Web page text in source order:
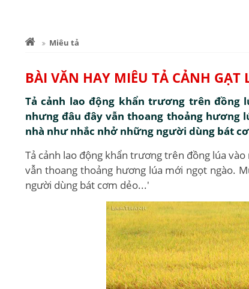
Miêu tả
BÀI VĂN HAY MIÊU TẢ CẢNH GẠT
Tả cảnh lao động khẩn trương trên đồng
nhưng đâu đây vẫn thoang thoảng hương
nhà như nhắc nhở những người dùng bát
Tả cảnh lao động khẩn trương trên đồng lúa
vẫn thoang thoảng hương lúa mới ngọt ngào.
người dùng bát cơm dẻo...'